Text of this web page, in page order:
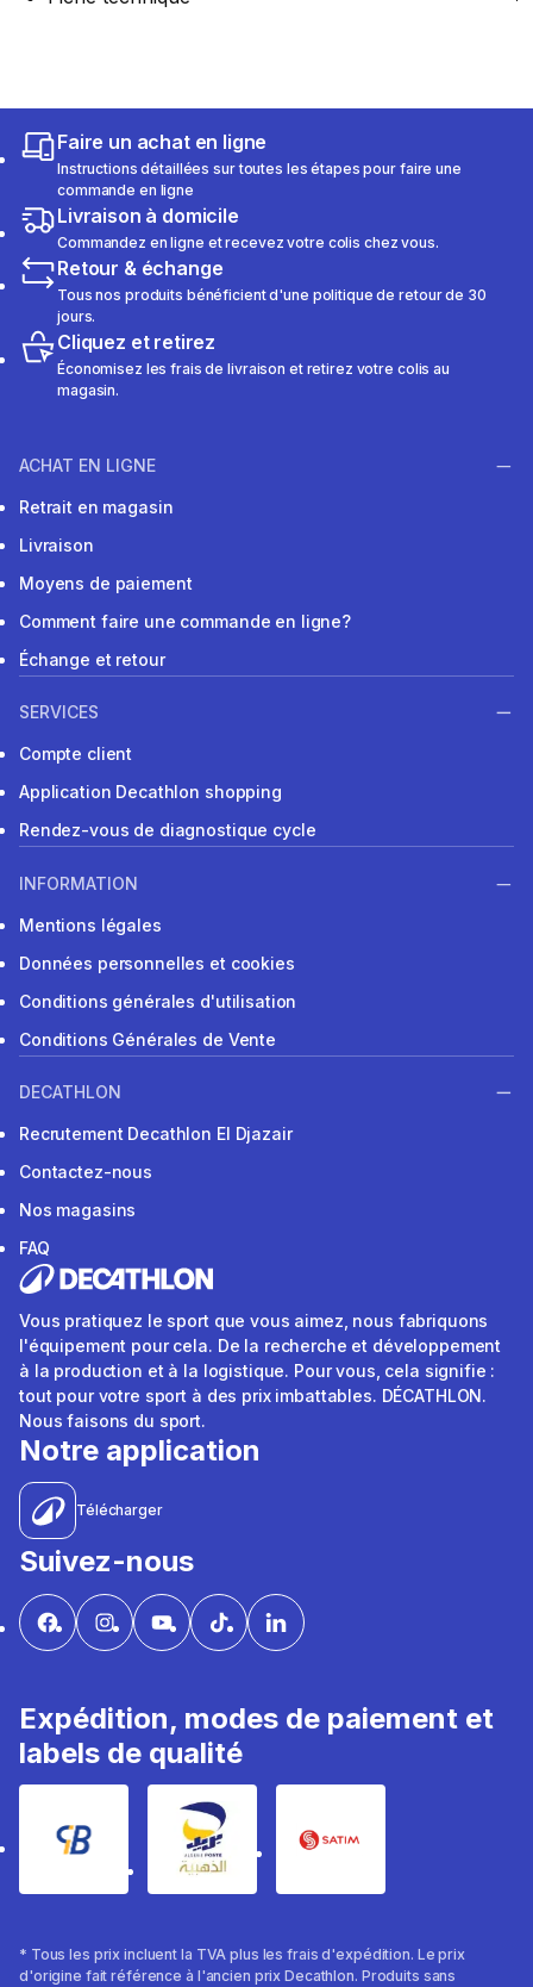
Faire un achat en ligne
Instructions détaillées sur toutes les étapes pour faire une
commande en ligne
Livraison à domicile
Commandez en ligne et recevez votre colis chez vous.
Retour & échange
Tous nos produits bénéficient d'une politique de retour de 30
jours.
Cliquez et retirez
Économisez les frais de livraison et retirez votre colis au
magasin.
ACHAT EN LIGNE
Retrait en magasin
Livraison
Moyens de paiement
Comment faire une commande en ligne?
Échange et retour
SERVICES
Compte client
Application Decathlon shopping
Rendez-vous de diagnostique cycle
INFORMATION
Mentions légales
Données personnelles et cookies
Conditions générales d'utilisation
Conditions Générales de Vente
DECATHLON
Recrutement Decathlon El Djazair
Contactez-nous
Nos magasins
FAQ
Vous pratiquez le sport que vous aimez, nous fabriquons
l'équipement pour cela. De la recherche et développement
à la production et à la logistique. Pour vous, cela signifie :
tout pour votre sport à des prix imbattables. DÉCATHLON.
Nous faisons du sport.
Notre application
Télécharger
Suivez-nous
Expédition, modes de paiement et
labels de qualité
* Tous les prix incluent la TVA plus les frais d'expédition. Le prix
d'origine fait référence à l'ancien prix Decathlon. Produits sans